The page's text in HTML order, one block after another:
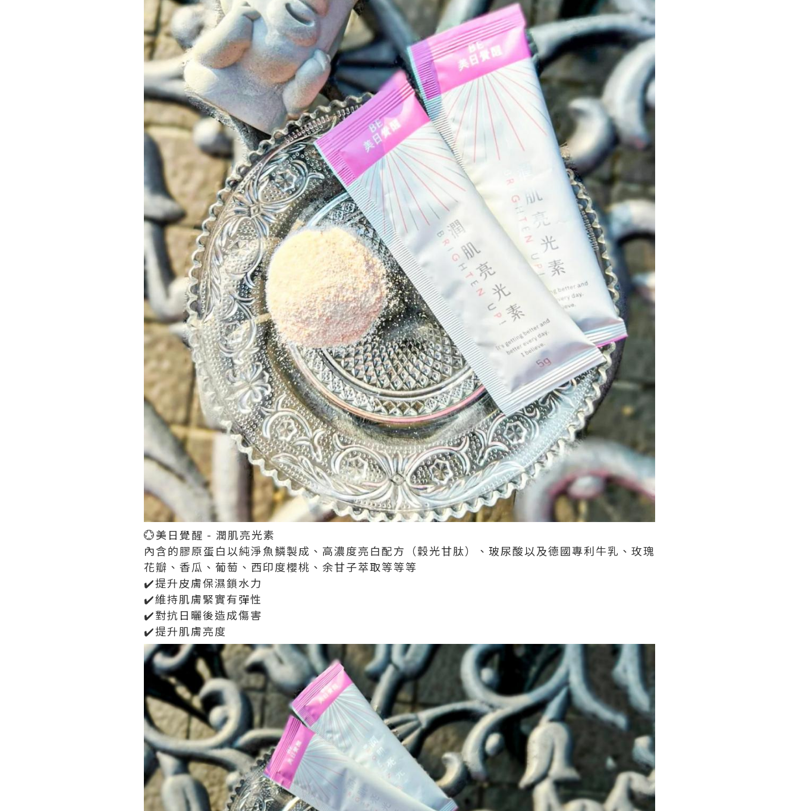
💮美日覺醒 - 潤肌亮光素
內含的膠原蛋白以純淨魚鱗製成、高濃度亮白配方（穀光甘肽）、玻尿酸以及德國專利牛乳、玫瑰
花瓣、香瓜、葡萄、西印度櫻桃、余甘子萃取等等等
✔️提升皮膚保濕鎖水力
✔️維持肌膚緊實有彈性
✔️對抗日曬後造成傷害
✔️提升肌膚亮度